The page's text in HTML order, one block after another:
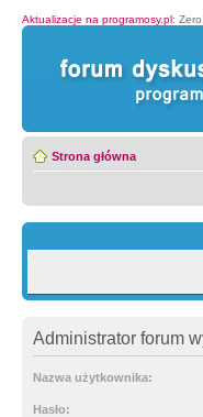
Aktualizacje na programosy.pl:
Strona główna
Administrator forum
Nazwa użytkownika:
Hasło: